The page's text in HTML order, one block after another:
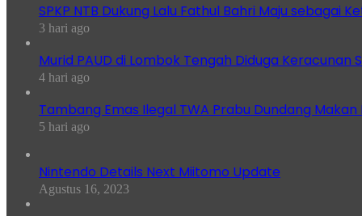
SPKP NTB Dukung Lalu Fathul Bahri Maju sebagai
3 hari ago
Murid PAUD di Lombok Tengah Diduga Keracunan
4 hari ago
Tambang Emas Ilegal TWA Prabu Dundang
5 hari ago
Nintendo Details Next Miitomo Update
Agustus 16, 2023